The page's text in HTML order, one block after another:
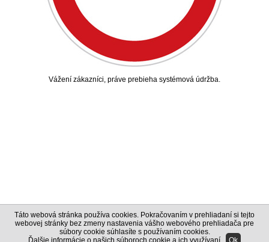
Vážení zákazníci, práve prebieha systémová údržba.
Táto webová stránka používa cookies. Pokračovaním v prehliadaní si tejto
webovej stránky bez zmeny nastavenia vášho webového prehliadača pre
súbory cookie súhlasíte s používaním cookies.
Ďalšie informácie o našich súboroch cookie a ich využívaní
Ok